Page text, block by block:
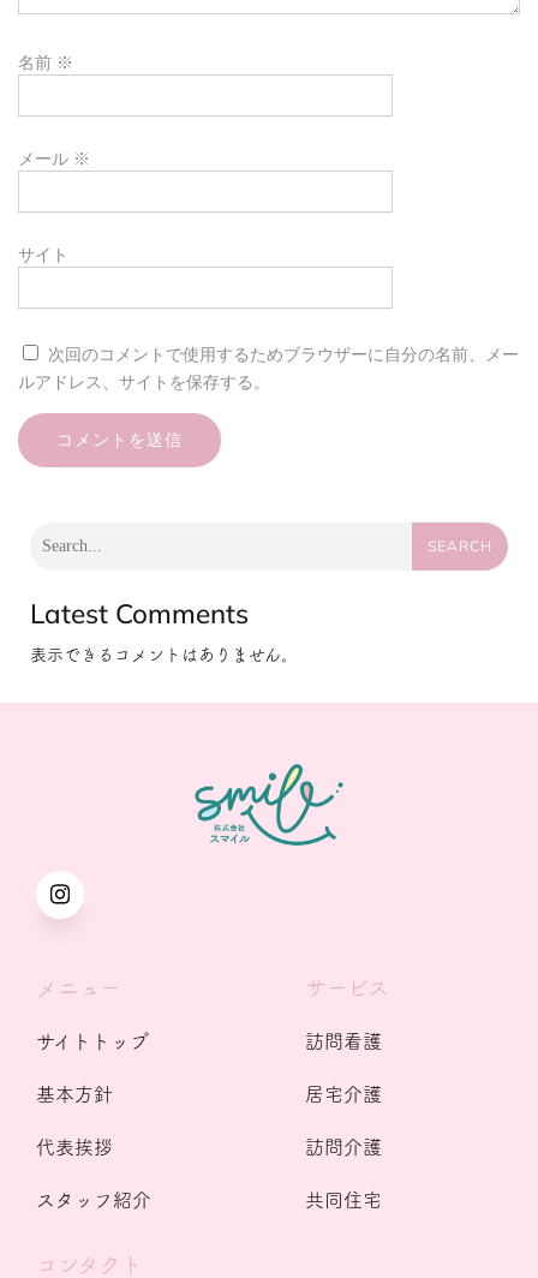
名前 ※
メール ※
サイト
次回のコメントで使用するためブラウザーに自分の名前、メー
ルアドレス、サイトを保存する。
SEARCH
Latest Comments
表示できるコメントはありません。
メニュー
サイトトップ
基本方針
代表挨拶
スタッフ紹介
サービス
訪問看護
居宅介護
訪問介護
共同住宅
コンタクト